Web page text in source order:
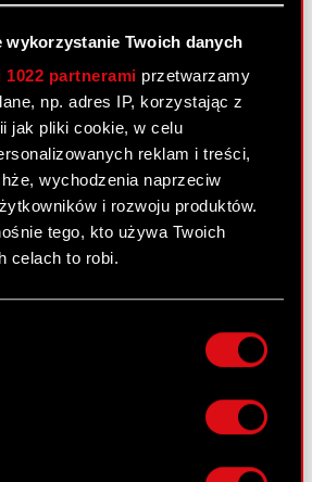
wykorzystanie Twoich danych
1022 partnerami przetwarzamy
np. adres IP, korzystając z
jak pliki cookie, w celu
reklam i treści,
wychodzenia naprzeciw
i rozwoju produktów.
tego, kto używa Twoich
celach to robi.
z dokładnością nawet
Twoje urządzenie, aktywnie
je zbiory
akcji Spółki.
nr 37/2010
posiadający co najmniej
na Zwyczajnym Walnym
Akcjonariuszy Spółki.
0:00
podjęte przez Zwyczajne Walne
Akcjonariuszy Spółki